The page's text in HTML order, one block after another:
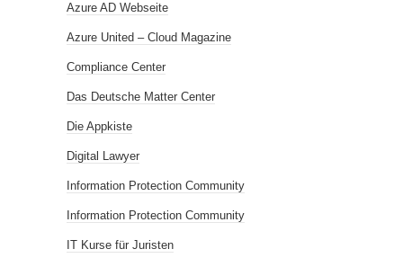
Azure AD Webseite
Azure United – Cloud Magazine
Compliance Center
Das Deutsche Matter Center
Die Appkiste
Digital Lawyer
Information Protection Community
Information Protection Community
IT Kurse für Juristen